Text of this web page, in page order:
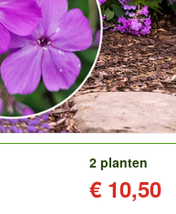
2 planten
€ 10,50